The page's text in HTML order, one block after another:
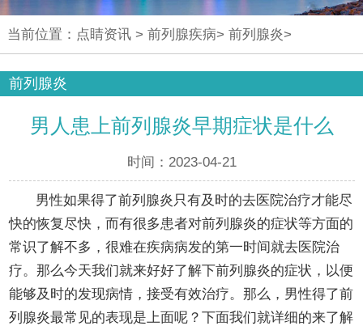
当前位置： 点睛资讯> 前列腺疾病> 前列腺炎>
前列腺炎
男人患上前列腺炎早期症状是什么
时间：2023-04-21
男性如果得了前列腺炎只有及时的去医院治疗才能尽
快的恢复尽快，而有很多患者对前列腺炎的症状等方面的
常识了解不多，很难在疾病病发的第一时间就去医院治
疗。那么今天我们就来好好了解下前列腺炎的症状，以便
能够及时的发现病情，接受有效治疗。那么，男性得了前
列腺炎最常见的表现是上面呢？下面我们就详细的来了解